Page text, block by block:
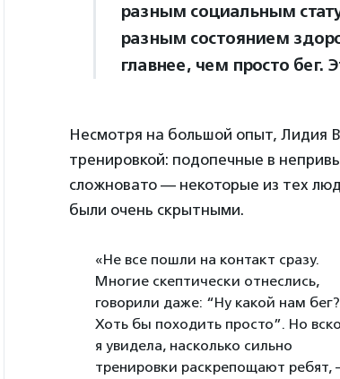
разным социальным
разным состоянием
главнее, чем просто бег.
Несмотря на большой опыт, Лидия
тренировкой: подопечные в
сложновато — некоторые из тех
были очень скрытными.
«Не все пошли на контакт сразу.
Многие скептически отнеслись,
говорили даже: “Ну какой нам бег?
Хоть бы походить просто”. Но
я увидела, насколько сильно
тренировки раскрепощают ребят,